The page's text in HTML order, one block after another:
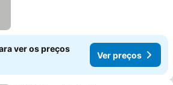
ver os preços
Ver preços